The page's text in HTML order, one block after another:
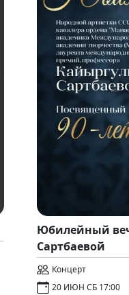
Юбилейный
Сартбаевой
Концерт
20 ИЮН СБ 17:00